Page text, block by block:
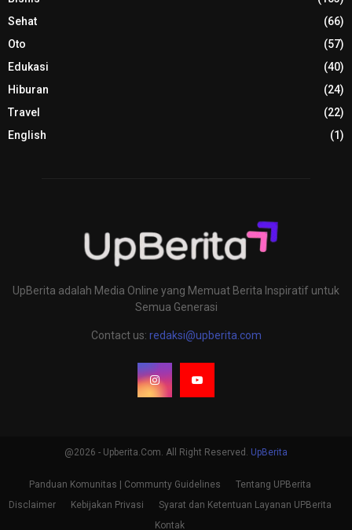
Sehat
(66)
Oto
(57)
Edukasi
(40)
Hiburan
(24)
Travel
(22)
English
(1)
UpBerita adalah Media Online yang Memuat Berita Inspiratif untuk
Semua Generasi
Contact us: redaksi@upberita.com
@2026 - Upberita.Com. All Right Reserved. UpBerita
Panduan Komunitas | Communty Guidelines
Tentang UPBerita
Disclaimer
Kebijakan Privasi
Syarat dan Ketentuan Layanan UPBerita
Kontak